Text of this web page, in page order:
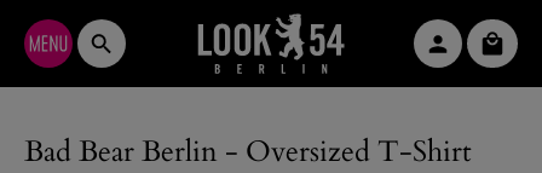
Zum Hauptinhalt springen
Bad Bear Berlin - Oversized T-Shirt